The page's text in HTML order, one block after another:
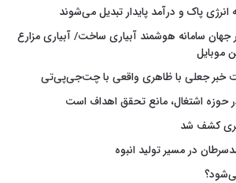
پاک و درآمد پایدار تبدیل می‌شوند
جهان سامانه هوشمند آبیاری ساخت/ آبیاری مزارع
موبایل
خبر جعلی با ظاهری واقعی با چت‌جی‌پی‌تی
حوزه اشتغال، مانع تحقق اهداف است
کشف شد
در مسیر تولید انبوه